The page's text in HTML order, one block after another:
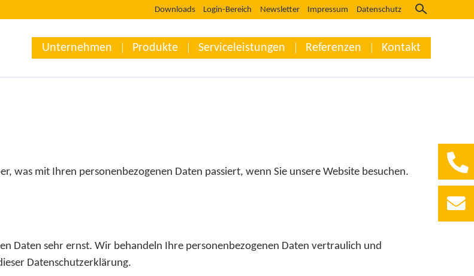
Downloads Login-Bereich Newsletter Impressum Datenschutz
Unternehmen Produkte Serviceleistungen Referenzen Kontakt
was mit Ihren personenbezogenen Daten passiert, wenn Sie unsere Website besuchen.
Daten sehr ernst. Wir behandeln Ihre personenbezogenen Daten vertraulich und
Datenschutzerklärung.